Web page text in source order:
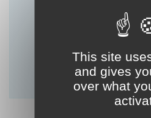
This site
and gives
over what
Le conseil
proximité à privilégier.
plainte ou formuler des
Lien vers la FAQ du CNOM
FAQ procédure disciplinaire